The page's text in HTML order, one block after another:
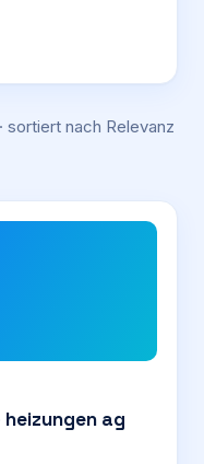
· sortiert nach Relevanz
ag